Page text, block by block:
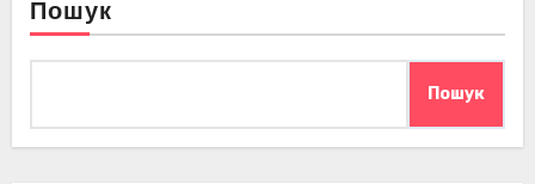
Пошук
Пошук